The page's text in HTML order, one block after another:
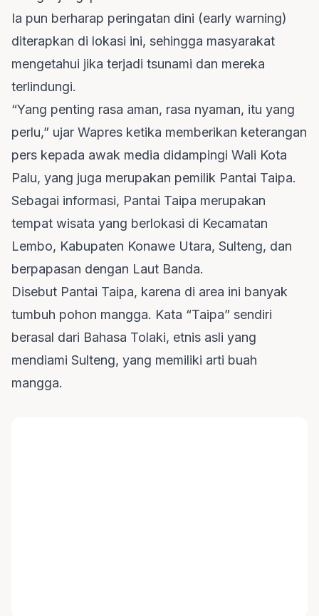
Ia pun berharap peringatan dini (early warning)
diterapkan di lokasi ini, sehingga masyarakat
mengetahui jika terjadi tsunami dan mereka
terlindungi.
“Yang penting rasa aman, rasa nyaman, itu yang
perlu,” ujar Wapres ketika memberikan keterangan
pers kepada awak media didampingi Wali Kota
Palu, yang juga merupakan pemilik Pantai Taipa.
Sebagai informasi, Pantai Taipa merupakan
tempat wisata yang berlokasi di Kecamatan
Lembo, Kabupaten Konawe Utara, Sulteng, dan
berpapasan dengan Laut Banda.
Disebut Pantai Taipa, karena di area ini banyak
tumbuh pohon mangga. Kata “Taipa” sendiri
berasal dari Bahasa Tolaki, etnis asli yang
mendiami Sulteng, yang memiliki arti buah
mangga.